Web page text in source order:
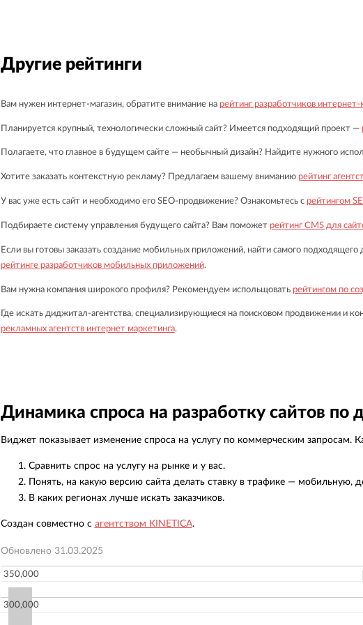
Другие рейтинги
Вам нужен интернет-магазин, обратите внимание на рейтинг разработчиков интернет-
Планируется крупный, технологически сложный сайт? Имеется подходящий проект —
Полагаете, что главное в будущем сайте — необычный дизайн? Найдите нужного
Хотите заказать контекстную рекламу? Предлагаем вашему вниманию рейтинг
У вас уже есть сайт и необходимо его SEO-продвижение? Ознакомьтесь с рейтингом
Подбираете систему управления будущего сайта? Вам поможет рейтинг CMS для
Если вы готовы заказать создание мобильных приложений, найти самого
рейтинге разработчиков мобильных приложений.
Вам нужна компания широкого профиля? Рекомендуем испольщовать рейтингом по
Где искать диджитал-агентства, специализирующиеся на поисковом продвижении и
рекламных агентств интернет маркетинга.
Динамика спроса на разработку сайтов по
Виджет показывает изменение спроса на услугу по коммерческим запросам.
Сравнить спрос на услугу на рынке и у вас.
Понять, на какую версию сайта делать ставку в трафике — мобильную,
В каких регионах лучше искать заказчиков.
Создан совместно с агентством KINETICA.
Обновлено 31.03.2025
300,000
350,000